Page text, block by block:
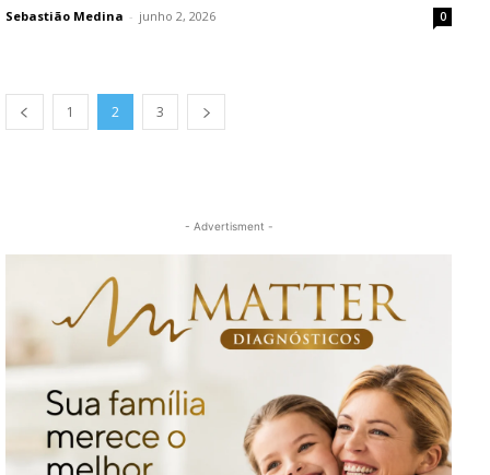
Sebastião Medina - junho 2, 2026 0
1 2 3
- Advertisment -